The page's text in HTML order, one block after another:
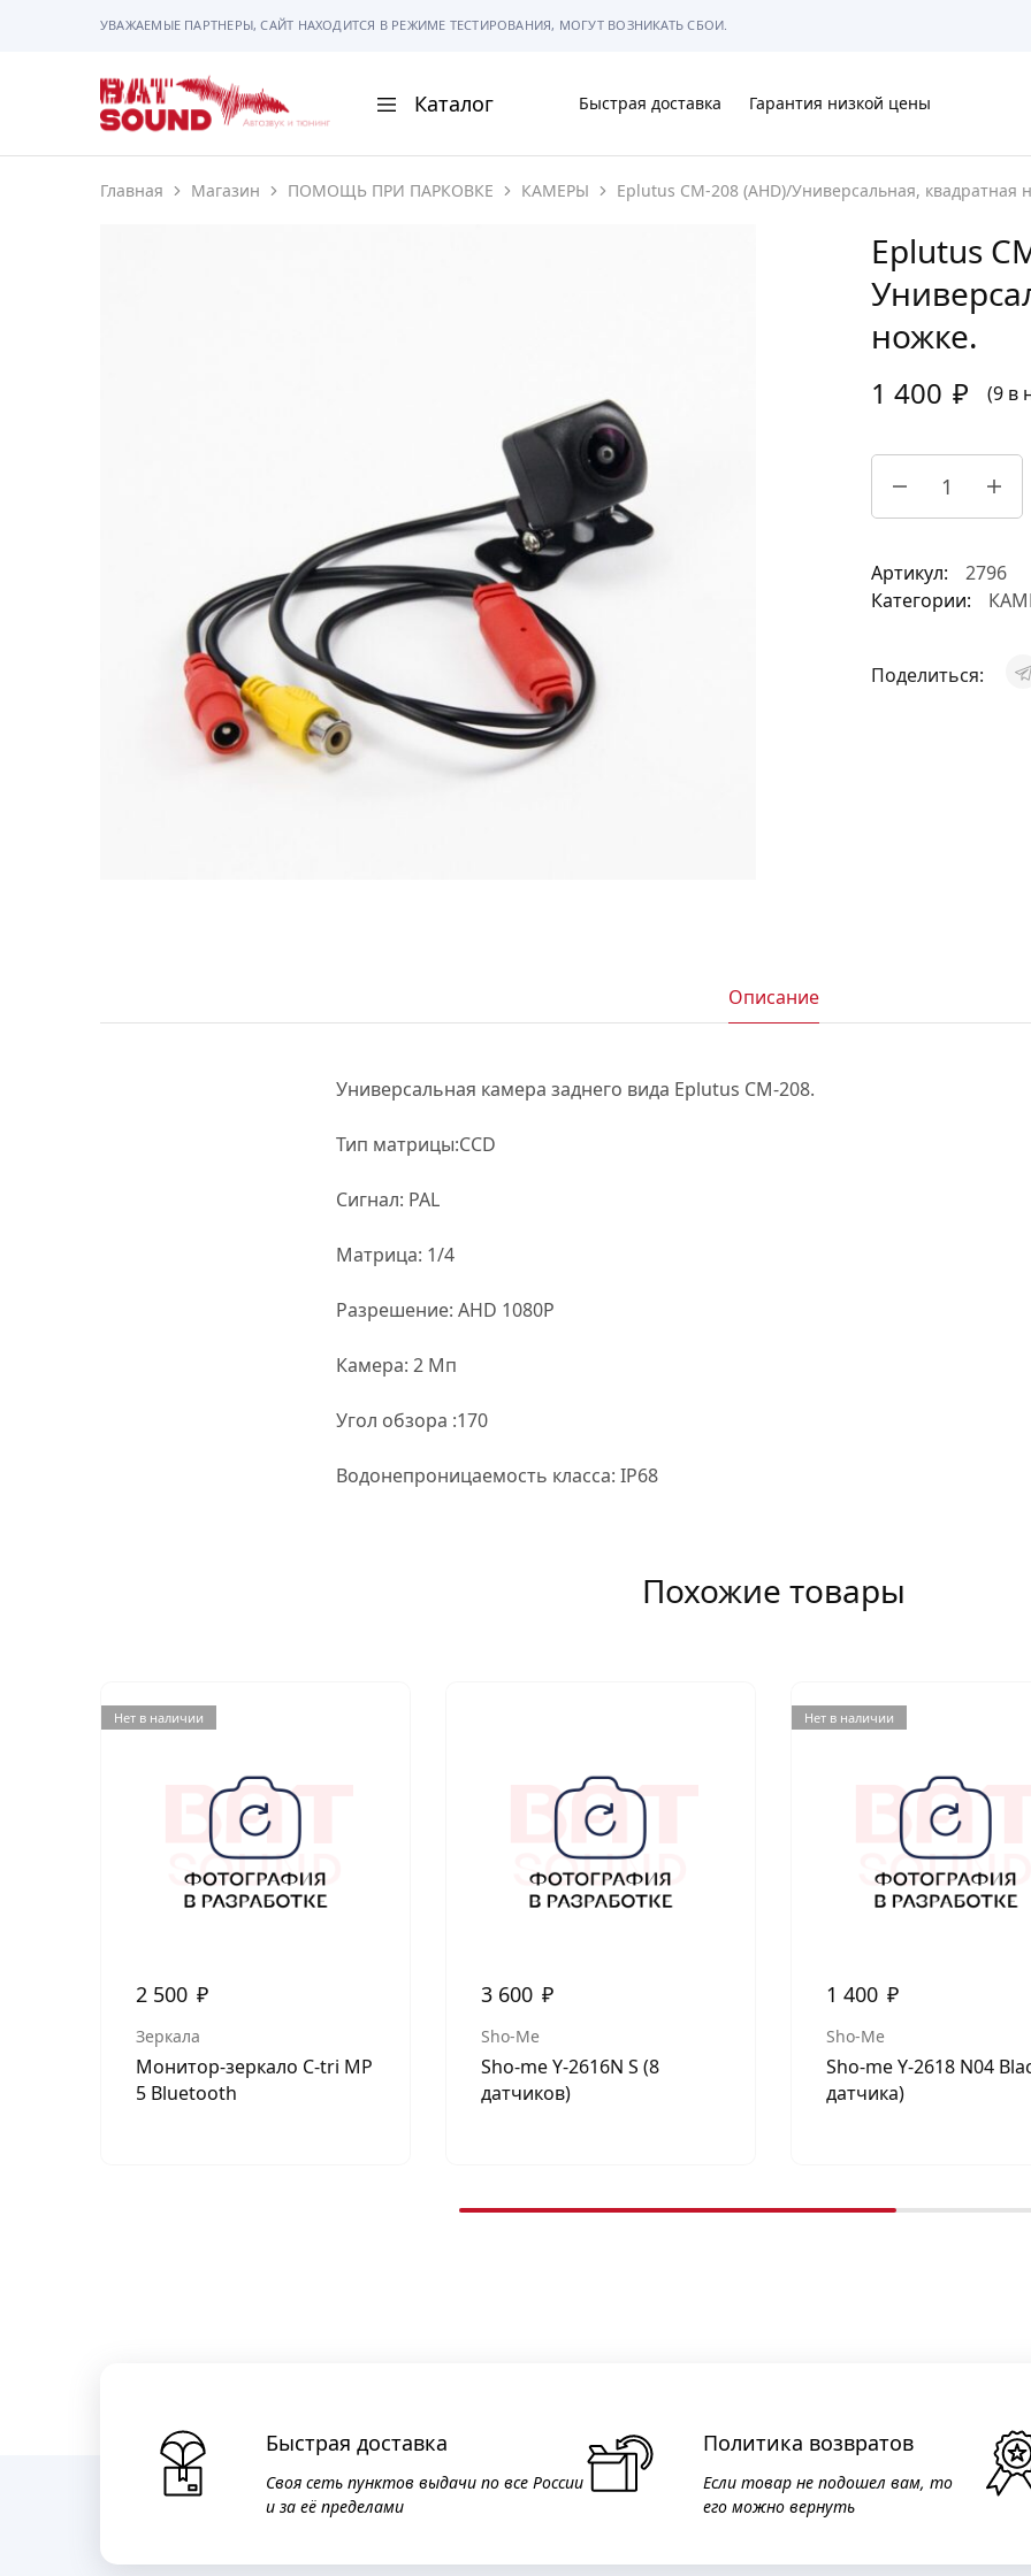
УВАЖАЕМЫЕ ПАРТНЕРЫ, САЙТ НАХОДИТСЯ В РЕЖИМЕ ТЕСТИРОВАНИЯ, МОГУТ ВОЗНИКАТЬ СБОИ.
BAT
Sound
Каталог
АВТОМАГНИТОЛЫ
СИГНАЛИЗАЦИИ
ПОМОЩЬ ПРИ ПАРКОВКЕ
МУЗЫКАЛЬНЫЕ АКСЕССУАРЫ
АВТОУСИЛИТЕЛИ
ШУМОИЗОЛЯЦИЯ
КОВРИКИ и ХИМИЯ
Быстрая доставка Гарантия низкой цены
Главная Магазин ПОМОЩЬ ПРИ ПАРКОВКЕ КАМЕРЫ Eplutus CM-208 (AHD)/Универсальная, квадратная
Eplutus
ножке.
1 400 ₽ (9 в
Артикул:
2796
Категории:
Поделиться:
Описание
Универсальная камера заднего вида Eplutus CM-208.
Тип матрицы:CCD
Сигнал: PAL
Матрица: 1/4
Разрешение: AHD 1080Р
Камера: 2 Мп
Угол обзора :170
Водонепроницаемость класса: IP68
Похожие товары
Нет в наличии
2 500 ₽
Зеркала
Монитор-зеркало C-tri MP
5 Bluetooth
3 600 ₽
Sho-Me
Sho-me Y-2616N S (8
датчиков)
Нет в наличии
1 400 ₽
Sho-Me
Sho-me Y-2618 N04
датчика)
Быстрая доставка
Своя сеть пунктов выдачи по все России
и за её пределами
Политика возвратов
Если товар не подошел вам, то
его можно вернуть